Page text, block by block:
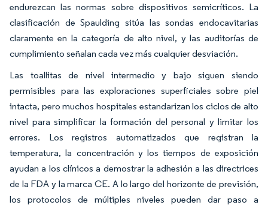
endurezcan las normas sobre dispositivos semicríticos. La
clasificación de Spaulding sitúa las sondas endocavitarias
claramente en la categoría de alto nivel, y las auditorías de
cumplimiento señalan cada vez más cualquier desviación.
Las toallitas de nivel intermedio y bajo siguen siendo
permisibles para las exploraciones superficiales sobre piel
intacta, pero muchos hospitales estandarizan los ciclos de alto
nivel para simplificar la formación del personal y limitar los
errores. Los registros automatizados que registran la
temperatura, la concentración y los tiempos de exposición
ayudan a los clínicos a demostrar la adhesión a las directrices
de la FDA y la marca CE. A lo largo del horizonte de previsión,
los protocolos de múltiples niveles pueden dar paso a